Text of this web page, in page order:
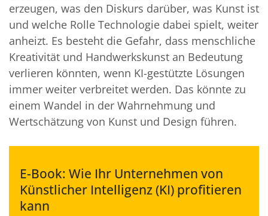
erzeugen, was den Diskurs darüber, was Kunst ist
und welche Rolle Technologie dabei spielt, weiter
anheizt. Es besteht die Gefahr, dass menschliche
Kreativität und Handwerkskunst an Bedeutung
verlieren könnten, wenn KI-gestützte Lösungen
immer weiter verbreitet werden. Das könnte zu
einem Wandel in der Wahrnehmung und
Wertschätzung von Kunst und Design führen.
E-Book: Wie Ihr Unternehmen von
Künstlicher Intelligenz (KI) profitieren
kann